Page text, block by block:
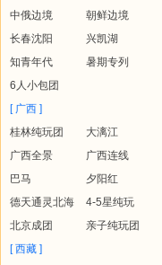
中俄边境
朝鲜边境
长春沈阳
兴凯湖
知青年代
暑期专列
6人小包团
[ 广西 ]
桂林纯玩团
大漓江
广西全景
广西连线
巴马
夕阳红
德天通灵北海
4-5星纯玩
北京成团
亲子纯玩团
[ 西藏 ]